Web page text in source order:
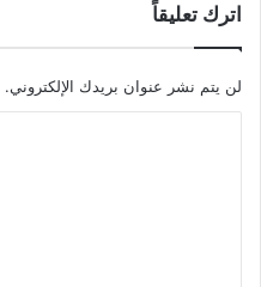
اترك تعليقاً
لن يتم نشر عنوان بريدك الإلكتروني.